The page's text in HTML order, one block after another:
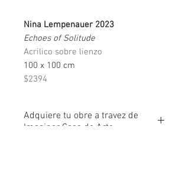
Nina Lempenauer 2023
Echoes of Solitude
Acrilico sobre lienzo
100 x 100 cm
$2394
Adquiere tu obre a travez de
Imaginar Casa de Arte